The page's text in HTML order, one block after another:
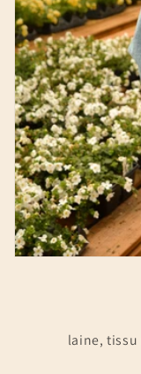
laine, tissu